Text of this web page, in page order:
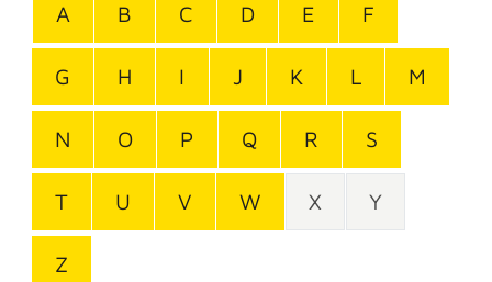
A B C D E F
G H I J K L M
N O P Q R S
T U V W X Y
Z